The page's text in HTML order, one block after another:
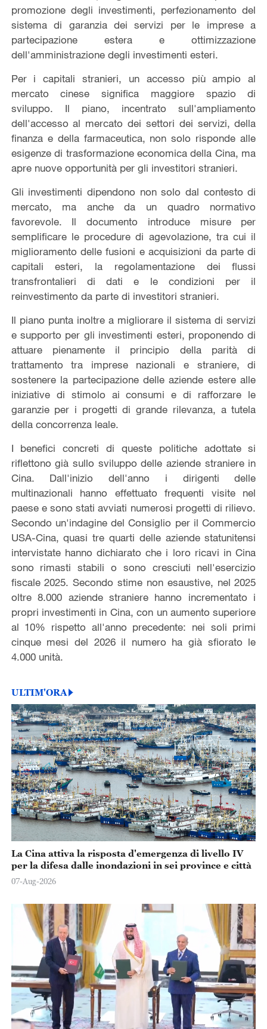
promozione degli investimenti, perfezionamento del
sistema di garanzia dei servizi per le imprese a
partecipazione estera e ottimizzazione
dell'amministrazione degli investimenti esteri.
Per i capitali stranieri, un accesso più ampio al
mercato cinese significa maggiore spazio di
sviluppo. Il piano, incentrato sull'ampliamento
dell'accesso al mercato dei settori dei servizi, della
finanza e della farmaceutica, non solo risponde alle
esigenze di trasformazione economica della Cina, ma
apre nuove opportunità per gli investitori stranieri.
Gli investimenti dipendono non solo dal contesto di
mercato, ma anche da un quadro normativo
favorevole. Il documento introduce misure per
semplificare le procedure di agevolazione, tra cui il
miglioramento delle fusioni e acquisizioni da parte di
capitali esteri, la regolamentazione dei flussi
transfrontalieri di dati e le condizioni per il
reinvestimento da parte di investitori stranieri.
Il piano punta inoltre a migliorare il sistema di servizi
e supporto per gli investimenti esteri, proponendo di
attuare pienamente il principio della parità di
trattamento tra imprese nazionali e straniere, di
sostenere la partecipazione delle aziende estere alle
iniziative di stimolo ai consumi e di rafforzare le
garanzie per i progetti di grande rilevanza, a tutela
della concorrenza leale.
I benefici concreti di queste politiche adottate si
riflettono già sullo sviluppo delle aziende straniere in
Cina. Dall'inizio dell'anno i dirigenti delle
multinazionali hanno effettuato frequenti visite nel
paese e sono stati avviati numerosi progetti di rilievo.
Secondo un'indagine del Consiglio per il Commercio
USA-Cina, quasi tre quarti delle aziende statunitensi
intervistate hanno dichiarato che i loro ricavi in Cina
sono rimasti stabili o sono cresciuti nell'esercizio
fiscale 2025. Secondo stime non esaustive, nel 2025
oltre 8.000 aziende straniere hanno incrementato i
propri investimenti in Cina, con un aumento superiore
al 10% rispetto all'anno precedente: nei soli primi
cinque mesi del 2026 il numero ha già sfiorato le
4.000 unità.
ULTIM'ORA
La Cina attiva la risposta d'emergenza di livello IV
per la difesa dalle inondazioni in sei province e città
07-Aug-2026